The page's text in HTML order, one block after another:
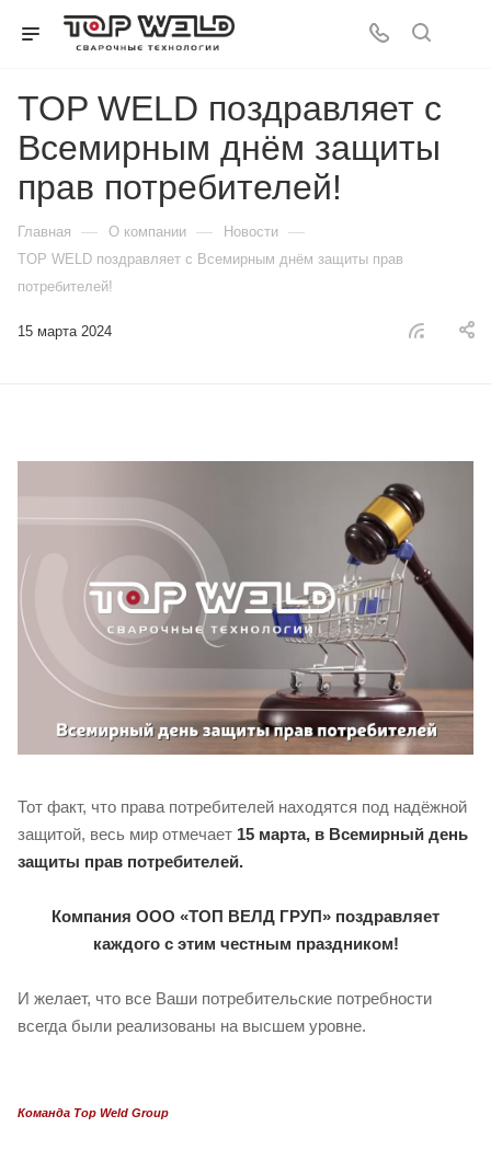
TOP WELD поздравляет с
Всемирным днём защиты
прав потребителей!
Главная — О компании — Новости —
TOP WELD поздравляет с Всемирным днём защиты прав
потребителей!
15 марта 2024
Тот факт, что права потребителей находятся под надёжной
защитой, весь мир отмечает 15 марта, в Всемирный день
защиты прав потребителей.
Компания ООО «ТОП ВЕЛД ГРУП» поздравляет
каждого с этим честным праздником!
И желает, что все Ваши потребительские потребности
всегда были реализованы на высшем уровне.
Команда Top Weld Group